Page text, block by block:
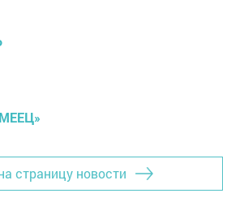
страницу новости